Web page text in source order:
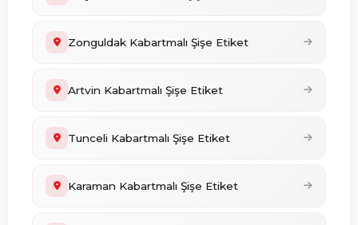
Zonguldak Kabartmalı Şişe Etiket
Artvin Kabartmalı Şişe Etiket
Tunceli Kabartmalı Şişe Etiket
Karaman Kabartmalı Şişe Etiket